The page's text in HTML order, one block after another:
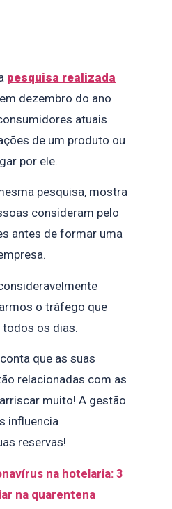
pesquisa realizada
dezembro do ano
atuais
de um produto ou
por ele.
pesquisa, mostra
consideram pelo
antes de formar uma
o tráfego que
os dias.
que as suas
relacionadas com as
muito! A gestão
influencia
reservas!
na hotelaria: 3
na quarentena